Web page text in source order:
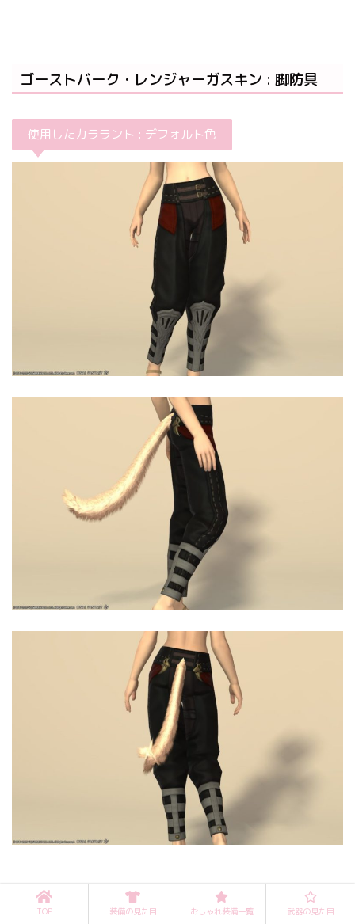
ゴーストバーク・レンジャーガスキン : 脚防具
使用したカララント : デフォルト色
TOP 装備の見た目 おしゃれ装備一覧 武器の見た目